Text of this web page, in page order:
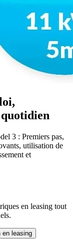
3 : Premiers pas,
utilisation de
et
en leasing tout
en leasing